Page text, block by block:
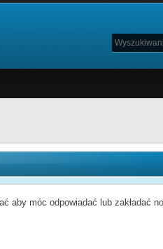
aby móc odpowiadać lub zakładać